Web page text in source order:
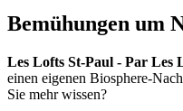
Bemühungen um
Les Lofts St-Paul - Par Les
einen eigenen Biosphere-
Sie mehr wissen?